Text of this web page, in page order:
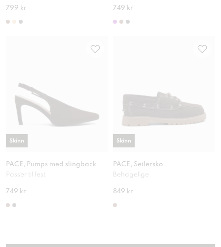
799 kr 749 kr
PACE, Pumps med slingback
Passer til fest
749 kr
Skinn
PACE, Seilersko
Behagelige
849 kr
Skinn